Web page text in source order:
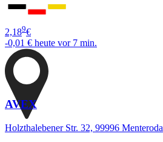
2,189€
-0,01 € heute vor 7 min.
AVEX
Holzthalebener Str. 32, 99996 Menteroda